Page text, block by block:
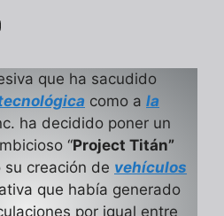
que ha sacudido
como a la
ha decidido poner un
“Project Titán”
su creación de vehículos
que había generado
por igual entre